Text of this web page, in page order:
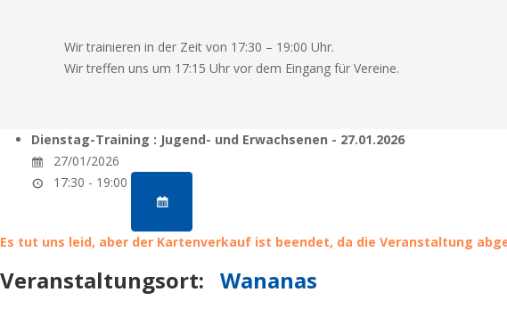
Wir trainieren in der Zeit von 17:30 – 19:00 Uhr.
Wir treffen uns um 17:15 Uhr vor dem Eingang für Vereine.
Dienstag-Training : Jugend- und Erwachsenen - 27.01.2026
27/01/2026
17:30 - 19:00
Es tut uns leid, aber der Kartenverkauf ist beendet, da die Veranstaltung
Veranstaltungsort: Wananas